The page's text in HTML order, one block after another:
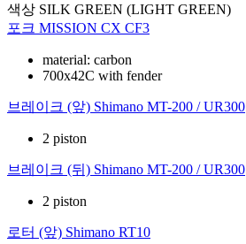
색상 SILK GREEN (LIGHT GREEN)
포크 MISSION CX CF3
material: carbon
700x42C with fender
브레이크 (앞) Shimano MT-200 / UR300
2 piston
브레이크 (뒤) Shimano MT-200 / UR300
2 piston
로터 (앞) Shimano RT10